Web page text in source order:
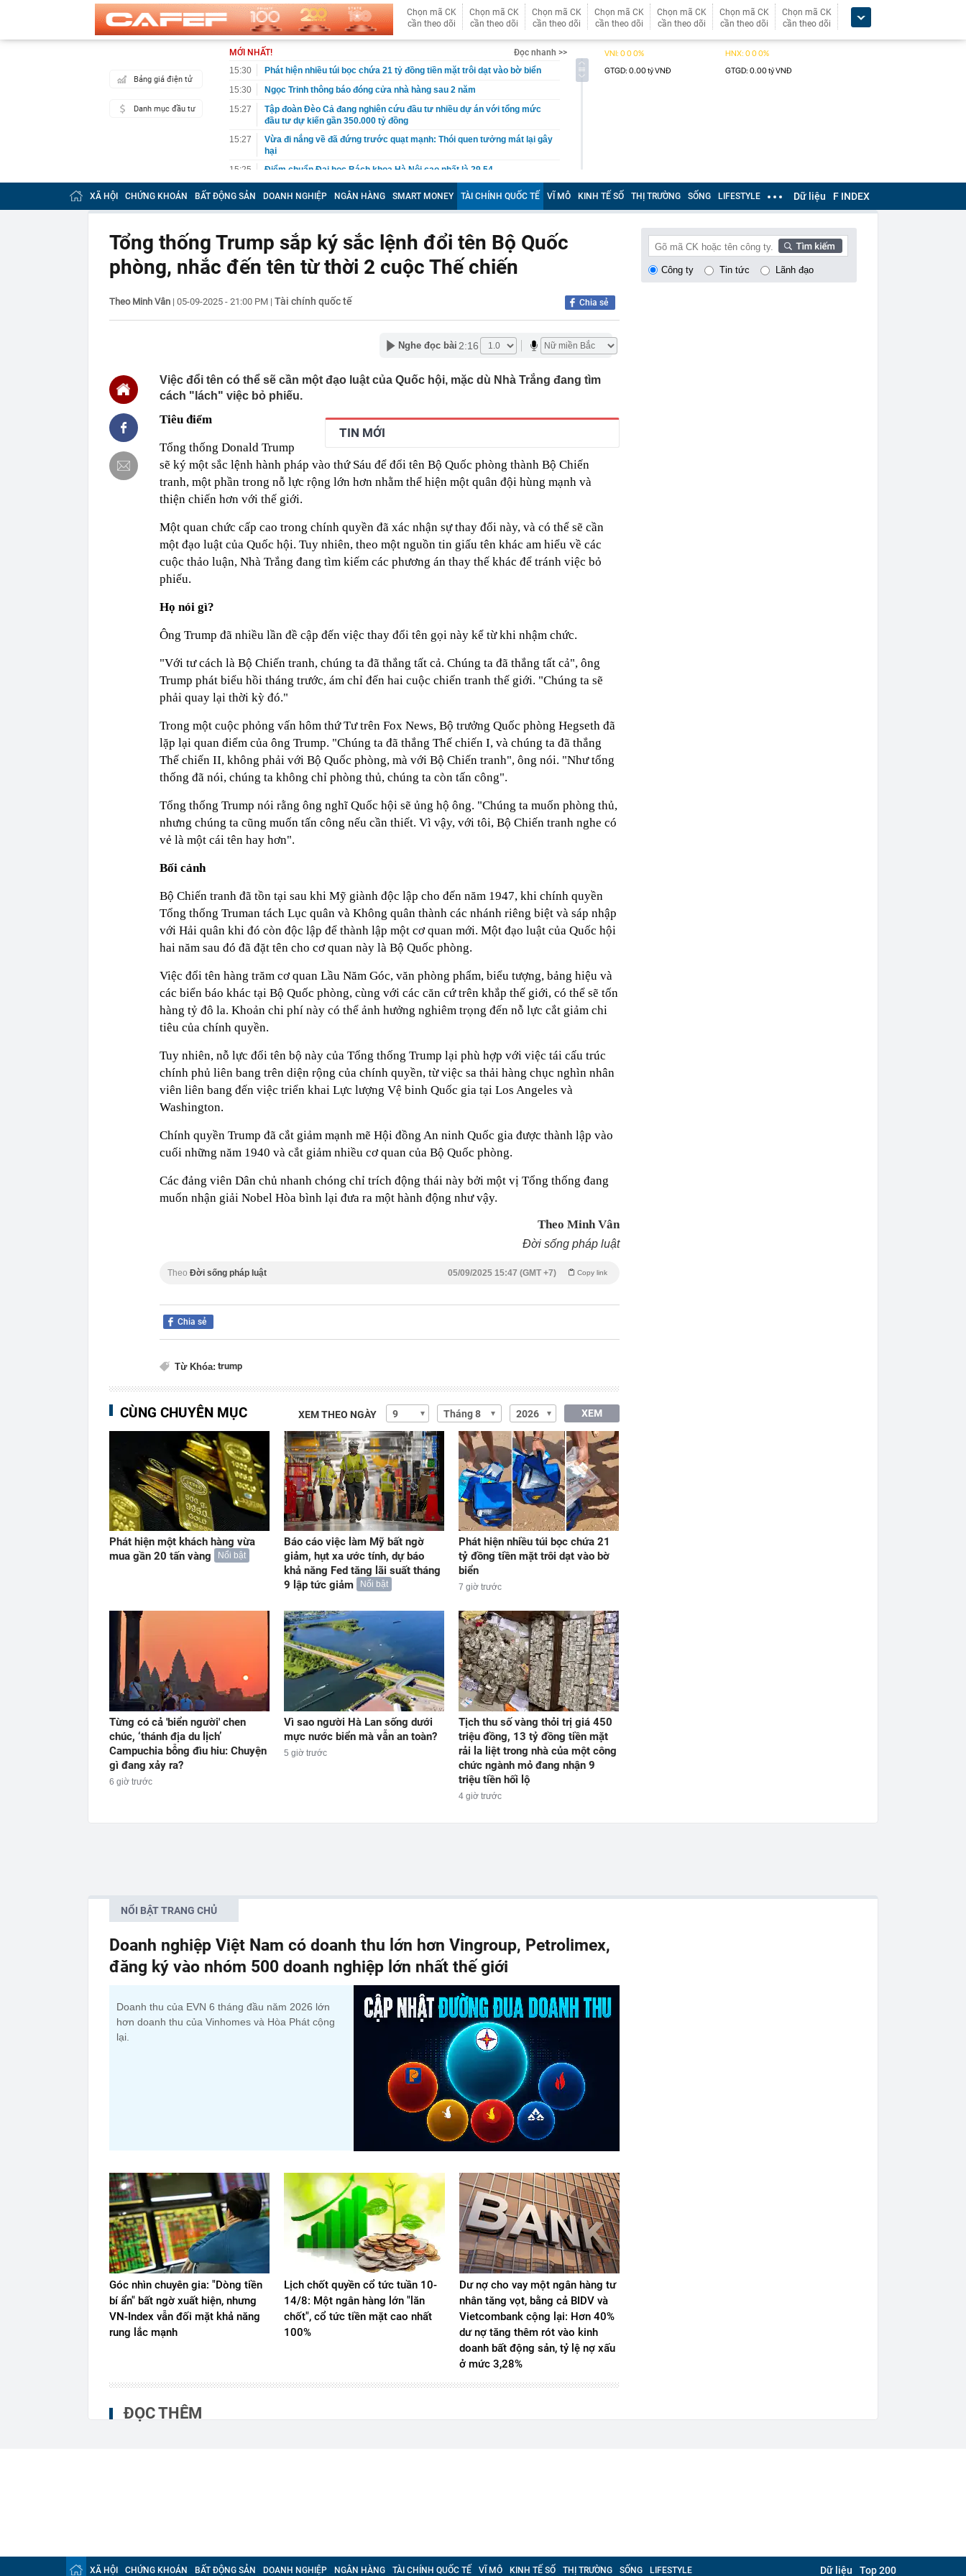
Chọn mã CK
cần theo dõi
Chọn mã CK
cần theo dõi
Chọn mã CK
cần theo dõi
Chọn mã CK
cần theo dõi
Chọn mã CK
cần theo dõi
Chọn mã CK
cần theo dõi
Chọn mã CK
cần theo dõi
Bảng giá điện tử
Danh mục đầu tư
MỚI NHẤT!
Đọc nhanh >>
15:30
Phát hiện nhiều túi bọc chứa 21 tỷ đồng tiền mặt trôi dạt vào bờ biển
15:30
Ngọc Trinh thông báo đóng cửa nhà hàng sau 2 năm
15:27
Tập đoàn Đèo Cả đang nghiên cứu đầu tư nhiều dự án với tổng mức
đầu tư dự kiến gần 350.000 tỷ đồng
15:27
Vừa đi nắng về đã đứng trước quạt mạnh: Thói quen tưởng mát lại gây
hại
15:25
Điểm chuẩn Đại học Bách khoa Hà Nội cao nhất là 29,54
15:24
Góc nhìn chuyên gia: "Dòng tiền bí ẩn" bất ngờ xuất hiện, nhưng VN-
Index vẫn đối mặt khả năng rung lắc mạnh
15:05
Điểm chuẩn Đại học Bách khoa Hà Nội cao nhất 29,54, đa phần các
ngành đều tăng
15:04
Sắp triển khai đường sắt Hà Nội - Đồng Đăng hơn 5 tỷ USD
đìu hiu: Chuyện gì đang xảy ra?
14:45
Bên trong biệt thự 500m2 như khu nghỉ dưỡng của nam ca sĩ quê Ninh
Công an có cảnh báo quan trọng liên quan đến sổ đỏ, người dân nên
14:44
Điểm chuẩn Học viện Ngân hàng 2026 cao nhất 26,61
14:41
Trước khi đi ngủ nửa tiếng, hãy kiên trì cùng con làm 3 việc này, 10
Vì sao ì ạch làm hạ tầng sạc xe điện trên cao tốc Bắc - Nam?
14:39
Nhà vàng bị 'sờ gáy': Bảo Tín Mạnh Hải, Mi Hồng làm ăn ra sao?
14:30
Pin 9 tiếng, sạc 7 lần: Samsung và Google chính thức lộ diện kính AI
đối đầu sản phẩm của Meta
14:29
Ra lệnh bắt tạm giam nguyên Trưởng Ban quản lý chung cư Ngô Anh
Tuấn SN 1977
14:22
Cú sốc của Đen Vâu
14:20
Honda chính thức ra mắt xe tay côn cổ điển 150 cc giá 30 triệu đồng
đe dọa Honda Winner X và Yamaha Exciter
XÃ HỘI CHỨNG KHOÁN BẤT ĐỘNG SẢN DOANH NGHIỆP NGÂN HÀNG SMART MONEY TÀI CHÍNH QUỐC TẾ VĨ MÔ KINH TẾ SỐ THỊ TRƯỜNG SỐNG LIFESTYLE Dữ liệu F INDEX
Tổng thống Trump sắp ký sắc lệnh đổi tên Bộ Quốc
phòng, nhắc đến tên từ thời 2 cuộc Thế chiến
Theo Minh Vân | 05-09-2025 - 21:00 PM | Tài chính quốc tế Chia sẻ
Nghe đọc bài 2:16
Việc đổi tên có thể sẽ cần một đạo luật của Quốc hội, mặc dù Nhà Trắng đang tìm
cách "lách" việc bỏ phiếu.
TIN MỚI
Tiêu điểm
Tổng thống Donald Trump
sẽ ký một sắc lệnh hành pháp vào thứ Sáu để đổi tên Bộ Quốc phòng thành Bộ Chiến
tranh, một phần trong nỗ lực rộng lớn hơn nhằm thể hiện một quân đội hùng mạnh và
thiện chiến hơn với thế giới.
Một quan chức cấp cao trong chính quyền đã xác nhận sự thay đổi này, và có thể sẽ cần
một đạo luật của Quốc hội. Tuy nhiên, theo một nguồn tin giấu tên khác am hiểu về các
cuộc thảo luận, Nhà Trắng đang tìm kiếm các phương án thay thế khác để tránh việc bỏ
phiếu.
Họ nói gì?
Ông Trump đã nhiều lần đề cập đến việc thay đổi tên gọi này kể từ khi nhậm chức.
"Với tư cách là Bộ Chiến tranh, chúng ta đã thắng tất cả. Chúng ta đã thắng tất cả", ông
Trump phát biểu hồi tháng trước, ám chỉ đến hai cuộc chiến tranh thế giới. "Chúng ta sẽ
phải quay lại thời kỳ đó."
Trong một cuộc phỏng vấn hôm thứ Tư trên Fox News, Bộ trưởng Quốc phòng Hegseth đã
lặp lại quan điểm của ông Trump. "Chúng ta đã thắng Thế chiến I, và chúng ta đã thắng
Thế chiến II, không phải với Bộ Quốc phòng, mà với Bộ Chiến tranh", ông nói. "Như tổng
thống đã nói, chúng ta không chỉ phòng thủ, chúng ta còn tấn công".
Tổng thống Trump nói rằng ông nghĩ Quốc hội sẽ ủng hộ ông. "Chúng ta muốn phòng thủ,
nhưng chúng ta cũng muốn tấn công nếu cần thiết. Vì vậy, với tôi, Bộ Chiến tranh nghe có
vẻ là một cái tên hay hơn".
Bối cảnh
Bộ Chiến tranh đã tồn tại sau khi Mỹ giành độc lập cho đến năm 1947, khi chính quyền
Tổng thống Truman tách Lục quân và Không quân thành các nhánh riêng biệt và sáp nhập
với Hải quân khi đó còn độc lập để thành lập một cơ quan mới. Một đạo luật của Quốc hội
hai năm sau đó đã đặt tên cho cơ quan này là Bộ Quốc phòng.
Việc đổi tên hàng trăm cơ quan Lầu Năm Góc, văn phòng phẩm, biểu tượng, bảng hiệu và
các biển báo khác tại Bộ Quốc phòng, cùng với các căn cứ trên khắp thế giới, có thể sẽ tốn
hàng tỷ đô la. Khoản chi phí này có thể ảnh hưởng nghiêm trọng đến nỗ lực cắt giảm chi
tiêu của chính quyền.
Tuy nhiên, nỗ lực đổi tên bộ này của Tổng thống Trump lại phù hợp với việc tái cấu trúc
chính phủ liên bang trên diện rộng của chính quyền, từ việc sa thải hàng chục nghìn nhân
viên liên bang đến việc triển khai Lực lượng Vệ binh Quốc gia tại Los Angeles và
Washington.
Chính quyền Trump đã cắt giảm mạnh mẽ Hội đồng An ninh Quốc gia được thành lập vào
cuối những năm 1940 và cắt giảm nhiều cơ quan của Bộ Quốc phòng.
Các đảng viên Dân chủ nhanh chóng chỉ trích động thái này bởi một vị Tổng thống đang
muốn nhận giải Nobel Hòa bình lại đưa ra một hành động như vậy.
Theo Minh Vân
Đời sống pháp luật
Theo Đời sống pháp luật Copy link
05/09/2025 15:47 (GMT +7)
Chia sẻ
Từ Khóa: trump
CÙNG CHUYÊN MỤC XEM THEO NGÀY XEM
Phát hiện một khách hàng vừa
mua gần 20 tấn vàng
Nổi bật
Báo cáo việc làm Mỹ bất ngờ
giảm, hụt xa ước tính, dự báo
khả năng Fed tăng lãi suất tháng
9 lập tức giảm
Nổi bật
Phát hiện nhiều túi bọc chứa 21
tỷ đồng tiền mặt trôi dạt vào bờ
biển
7 giờ trước
Từng có cả 'biển người' chen
chúc, ‘thánh địa du lịch’
Campuchia bỗng đìu hiu: Chuyện
gì đang xảy ra?
6 giờ trước
Vì sao người Hà Lan sống dưới
mực nước biển mà vẫn an toàn?
5 giờ trước
Tịch thu số vàng thỏi trị giá 450
triệu đồng, 13 tỷ đồng tiền mặt
rải la liệt trong nhà của một công
chức ngành mỏ đang nhận 9
triệu tiền hối lộ
4 giờ trước
Công ty Tin tức Lãnh đạo
NỔI BẬT TRANG CHỦ
Doanh nghiệp Việt Nam có doanh thu lớn hơn Vingroup, Petrolimex,
đăng ký vào nhóm 500 doanh nghiệp lớn nhất thế giới
Doanh thu của EVN 6 tháng đầu năm 2026 lớn
hơn doanh thu của Vinhomes và Hòa Phát cộng
lại.
Góc nhìn chuyên gia: "Dòng tiền
bí ẩn" bất ngờ xuất hiện, nhưng
VN-Index vẫn đối mặt khả năng
rung lắc mạnh
Lịch chốt quyền cổ tức tuần 10-
14/8: Một ngân hàng lớn "lăn
chốt", cổ tức tiền mặt cao nhất
100%
Dư nợ cho vay một ngân hàng tư
nhân tăng vọt, bằng cả BIDV và
Vietcombank cộng lại: Hơn 40%
dư nợ tăng thêm rót vào kinh
doanh bất động sản, tỷ lệ nợ xấu
ở mức 3,28%
ĐỌC THÊM
XÃ HỘI CHỨNG KHOÁN BẤT ĐỘNG SẢN DOANH NGHIỆP NGÂN HÀNG TÀI CHÍNH QUỐC TẾ VĨ MÔ KINH TẾ SỐ THỊ TRƯỜNG SỐNG LIFESTYLE Dữ liệu Top 200